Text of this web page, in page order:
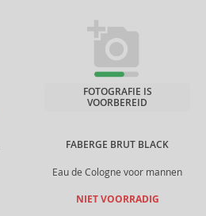
FABERGE BRUT BLACK
Eau de Cologne voor mannen
FOTOGRAFIE IS
VOORBEREID
NIET VOORRADIG